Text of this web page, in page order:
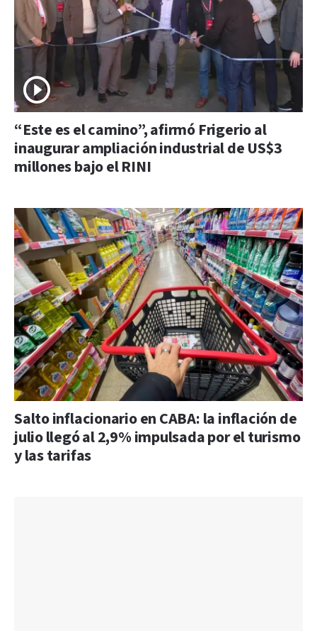
“Este es el camino”, afirmó Frigerio al
inaugurar ampliación industrial de US$3
millones bajo el RINI
Salto inflacionario en CABA: la inflación de
julio llegó al 2,9% impulsada por el turismo
y las tarifas